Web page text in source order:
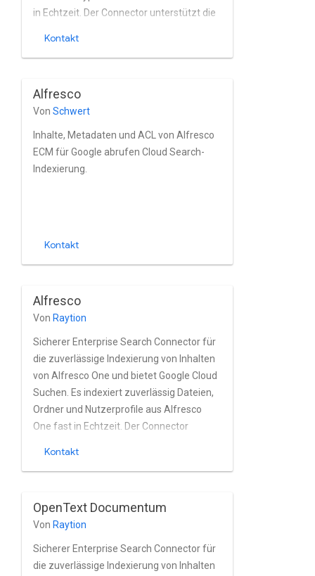
in Echtzeit. Der Connector unterstützt die
Verzeichnisdiensten. 6. Generation
Raytion Search Connector.
Kontakt
Alfresco
Von Schwert
Inhalte, Metadaten und ACL von Alfresco
ECM für Google abrufen Cloud Search-
Indexierung.
Kontakt
Alfresco
Von Raytion
Sicherer Enterprise Search Connector für
die zuverlässige Indexierung von Inhalten
von Alfresco One und bietet Google Cloud
Suchen. Es indexiert zuverlässig Dateien,
Ordner und Nutzerprofile aus Alfresco
One fast in Echtzeit. Der Connector
Verzeichnis und andere
Verzeichnisdienste.
Kontakt
OpenText Documentum
Von Raytion
Sicherer Enterprise Search Connector für
die zuverlässige Indexierung von Inhalten